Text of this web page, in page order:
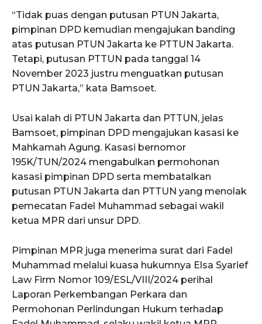
“Tidak puas dengan putusan PTUN Jakarta,
pimpinan DPD kemudian mengajukan banding
atas putusan PTUN Jakarta ke PTTUN Jakarta.
Tetapi, putusan PTTUN pada tanggal 14
November 2023 justru menguatkan putusan
PTUN Jakarta,” kata Bamsoet.
Usai kalah di PTUN Jakarta dan PTTUN, jelas
Bamsoet, pimpinan DPD mengajukan kasasi ke
Mahkamah Agung. Kasasi bernomor
195K/TUN/2024 mengabulkan permohonan
kasasi pimpinan DPD serta membatalkan
putusan PTUN Jakarta dan PTTUN yang menolak
pemecatan Fadel Muhammad sebagai wakil
ketua MPR dari unsur DPD.
Pimpinan MPR juga menerima surat dari Fadel
Muhammad melalui kuasa hukumnya Elsa Syarief
Law Firm Nomor 109/ESL/VIII/2024 perihal
Laporan Perkembangan Perkara dan
Permohonan Perlindungan Hukum terhadap